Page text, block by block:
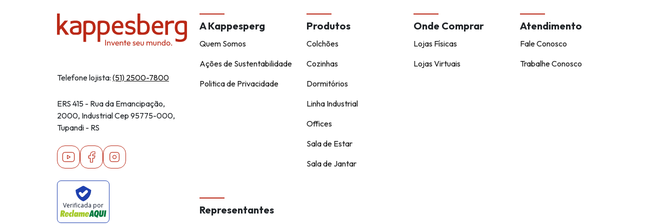
Telefone lojista: (51) 2500-7800
ERS 415 - Rua da Emancipação,
2000, Industrial Cep 95775-000,
Tupandi - RS
YoutubeFacebookInstagram
Verificada por
A Kappesperg
Quem Somos
Ações de Sustentabilidade
Politica de Privacidade
Produtos
Colchões
Cozinhas
Dormitórios
Linha Industrial
Offices
Sala de Estar
Sala de Jantar
Onde Comprar
Lojas Físicas
Lojas Virtuais
Atendimento
Fale Conosco
Trabalhe Conosco
Representantes